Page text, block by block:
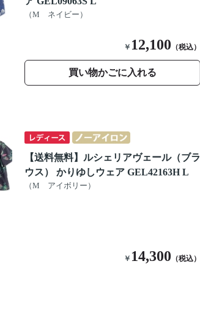
（M ネイビー）
￥ 12,100 （税込）
買い物かごに入れる
【送料無料】ルシェリアヴェール（ブラ
ウス） かりゆしウェア GEL42163H L
（M アイボリー）
￥ 14,300 （税込）